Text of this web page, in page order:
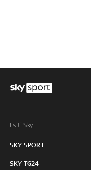
I siti Sky:
SKY SPORT
SKY TG24